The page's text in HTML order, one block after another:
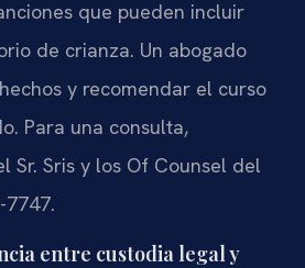
que pueden incluir
de crianza. Un abogado
y recomendar el curso
Para una consulta,
Sr. Sris y los Of Counsel del
entre custodia legal y